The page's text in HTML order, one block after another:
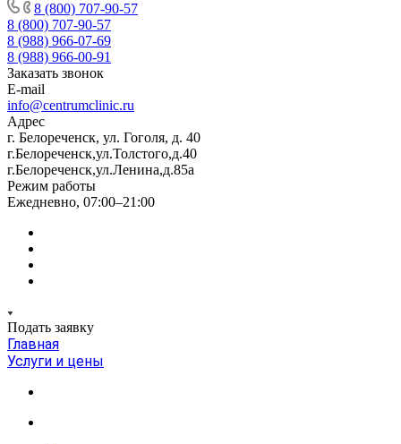
8 (800) 707-90-57
8 (800) 707-90-57
8 (988) 966-07-69
8 (988) 966-00-91
Заказать звонок
E-mail
info@centrumclinic.ru
Адрес
г. Белореченск, ул. Гоголя, д. 40
г.Белореченск,ул.Толстого,д.40
г.Белореченск,ул.Ленина,д.85а
Режим работы
Ежедневно, 07:00–21:00
Подать заявку
Главная
Услуги и цены